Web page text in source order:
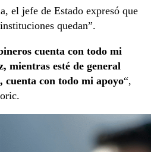
el jefe de Estado expresó que
quedan”.
cuenta con todo mi
mientras esté de general
con todo mi apoyo“,